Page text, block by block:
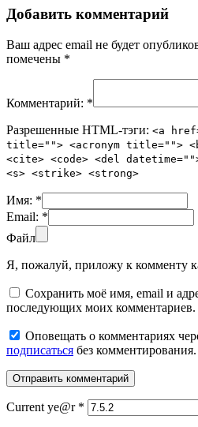
Добавить комментарий
Ваш адрес email не будет
помечены *
Комментарий: *
Разрешенные HTML-тэги: <a
title=""> <acronym title="">
<cite> <code> <del
<s> <strike> <strong>
Имя: *
Email: *
Файл
Я, пожалуй, приложу к комменту
Сохранить моё имя, email и
последующих моих комментариев.
Оповещать о комментариях
подписаться без комментирования.
Current ye@r *